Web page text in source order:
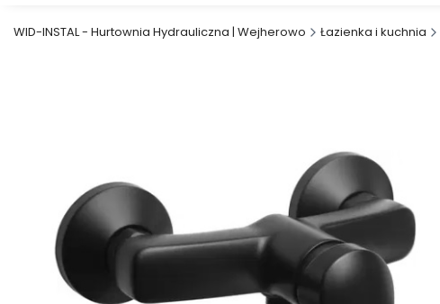
WID-INSTAL - Hurtownia Hydrauliczna | Wejherowo Łazienka i kuchnia